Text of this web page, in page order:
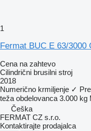
1
Fermat BUC E 63/3000
Cena na zahtevo
Cilindrični brusilni stroj
2018
Numerično krmiljenje ✓
teža obdelovanca 3.000 kg
Češka
FERMAT CZ s.r.o.
Kontaktirajte prodajalca